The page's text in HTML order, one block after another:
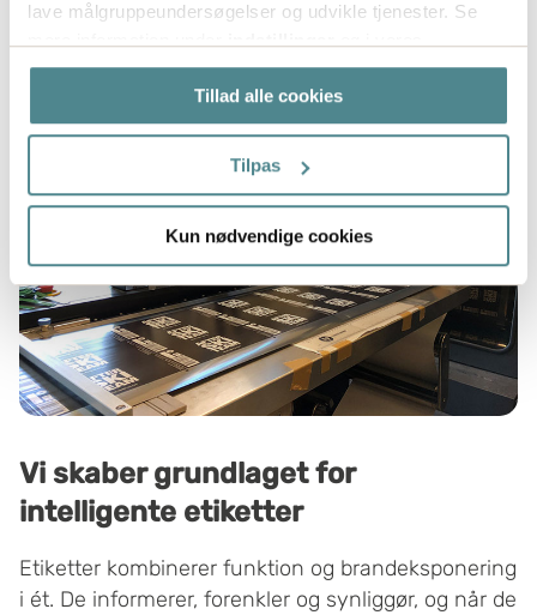
lave målgruppeundersøgelser og udvikle tjenester. Se
persondatapolitik. Du kan altid trække dit samtykke
tilbage eller ændre indstillinger fra vores
"Cookiedeklaration", eller ved at trykke på "Privacy
Hvis du tillader det, vil vi også gerne:
Indsamle præcise oplysninger om din placering,
Identificere din enhed baseret på en scanning af
dens unikke karakteristika (fingerprinting)
Dine valg anvendes på hele websitet.
funktionalitet og optimere din brugeroplevelse. Ved at
tillade cookies på vores hjemmeside, giver du dit
samtykke til at bruge cookies, du kan også administrere
Tillad alle cookies
Tilpas
Kun nødvendige cookies
Vi skaber grundlaget for
intelligente etiketter
Etiketter kombinerer funktion og brandeksponering
i ét. De informerer, forenkler og synliggør, og når de